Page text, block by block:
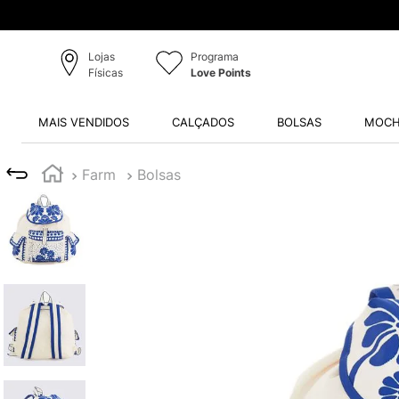
Lojas
Físicas
Programa
Love Points
MAIS VENDIDOS CALÇADOS BOLSAS
Farm Bolsas